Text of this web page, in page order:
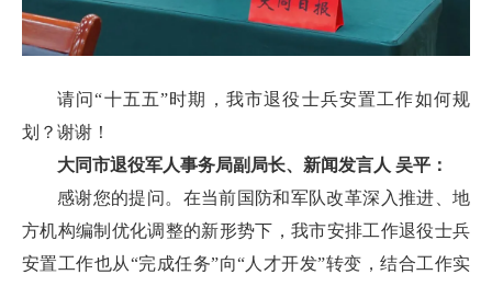
请问“十五五”时期，我市退役士兵安置工作如何规
划？谢谢！
大同市退役军人事务局副局长、新闻发言人 吴平：
感谢您的提问。在当前国防和军队改革深入推进、地
方机构编制优化调整的新形势下，我市安排工作退役士兵
安置工作也从“完成任务”向“人才开发”转变，结合工作实